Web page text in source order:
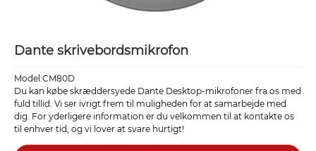
Dante skrivebordsmikrofon
Model:CM80D
Du kan købe skræddersyede Dante Desktop-mikrofoner fra os med
fuld tillid. Vi ser ivrigt frem til muligheden for at samarbejde med
dig. For yderligere information er du velkommen til at kontakte os
til enhver tid, og vi lover at svare hurtigt!